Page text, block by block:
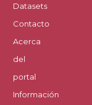
Datasets
Contacto
Acerca
del
portal
Información